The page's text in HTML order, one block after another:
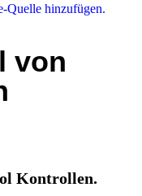
Quelle hinzufügen.
von
Kontrollen.